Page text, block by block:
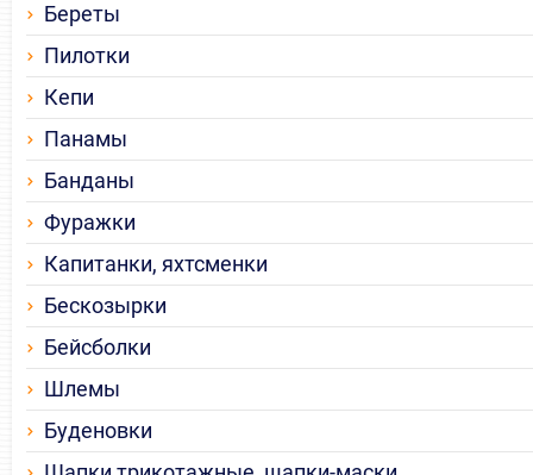
Береты
Пилотки
Кепи
Панамы
Банданы
Фуражки
Капитанки, яхтсменки
Бескозырки
Бейсболки
Шлемы
Буденовки